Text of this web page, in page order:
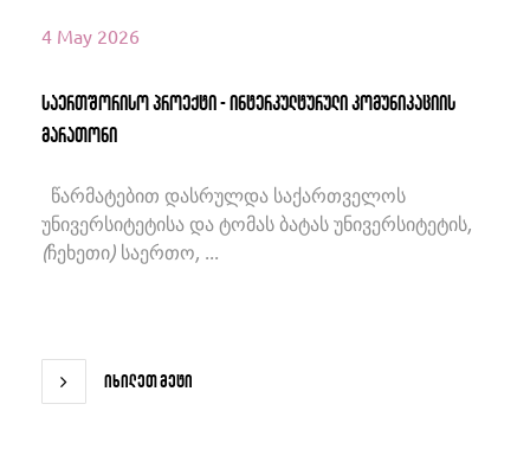
4 May 2026
საერთშორისო პროექტი - ინტერკულტურული კომუნიკაციის
მარათონი
წარმატებით დასრულდა საქართველოს
უნივერსიტეტისა და ტომას ბატას უნივერსიტეტის,
(ჩეხეთი) საერთო, ...
იხილეთ მეტი